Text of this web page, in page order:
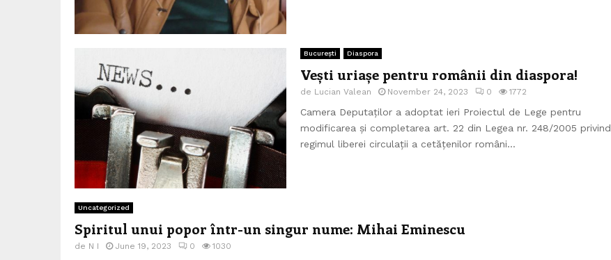
București Diaspora
Vești uriașe pentru românii din diaspora!
de Lucian Valean November 24, 2023 0 1772
Camera Deputaților a adoptat ieri Proiectul de Lege pentru
modificarea și completarea art. 22 din Legea nr. 248/2005 privind
regimul liberei circulații a cetățenilor români...
Uncategorized
Spiritul unui popor într-un singur nume: Mihai Eminescu
de N I June 19, 2023 0 1030